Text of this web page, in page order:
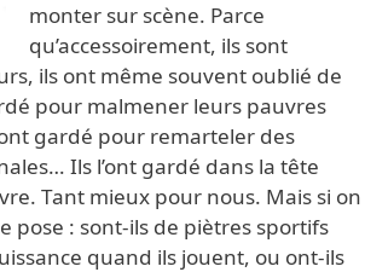
monter sur scène. Parce
qu’accessoirement, ils sont
ils ont même souvent oublié de
pour malmener leurs pauvres
gardé pour remarteler des
Ils l’ont gardé dans la tête
Tant mieux pour nous. Mais si on
pose : sont-ils de piètres sportifs
quand ils jouent, ou ont-ils